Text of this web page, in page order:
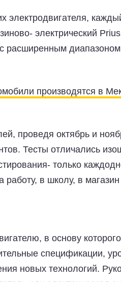
электродвигателя,
электрический Prius
расширенным
производятся в
проведя октябрь и
Тесты отличались
только
в школу, в
в основу
спецификации,
новых технологий.